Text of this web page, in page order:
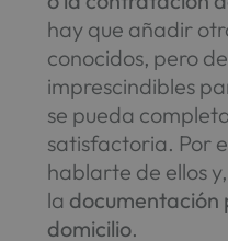
hay que añadir
conocidos, pero
imprescindibles
se pueda
satisfactoria. Por
hablarte de ellos
la documentación
domicilio.